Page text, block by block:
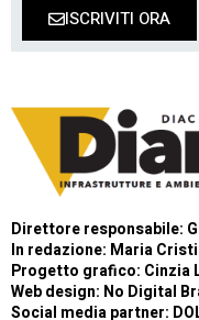
ISCRIVITI ORA
Direttore responsabile:
In redazione: Maria
Progetto grafico: Cinzia
Web design: No Digital
Social media partner: